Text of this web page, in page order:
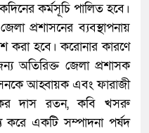
কর্মসূচি পালিত হবে।
প্রশাসনের ব্যবস্থাপনায়
করা হবে। করোনার কারণে
অতিরিক্ত জেলা প্রশাসক
আহ্বায়ক এবং ফারাজী
দাস রতন, কবি খসরু
একটি সম্পাদনা পর্ষদ